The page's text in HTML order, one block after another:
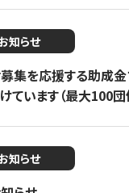
知らせ
集を応援する助成
います（最大100団
知らせ